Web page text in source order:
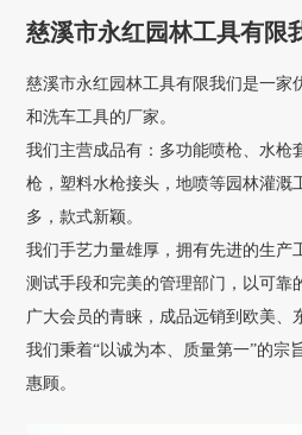
慈溪市永红园林工具有限
慈溪市永红园林工具有限我们是一家
和洗车工具的厂家。
我们主营成品有：多功能喷枪、水枪
枪，塑料水枪接头，地喷等园林灌溉
多，款式新颖。
我们手艺力量雄厚，拥有先进的生产
测试手段和完美的管理部门，以可靠
广大会员的青睐，成品远销到欧美、
我们秉着“以诚为本、质量第一”的宗
惠顾。